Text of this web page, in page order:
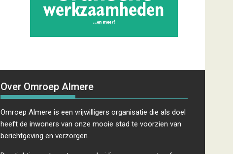
Over Omroep Almere
Omroep Almere is een vrijwilligers organisatie die als doel
heeft de inwoners van onze mooie stad te voorzien van
berichtgeving en verzorgen.